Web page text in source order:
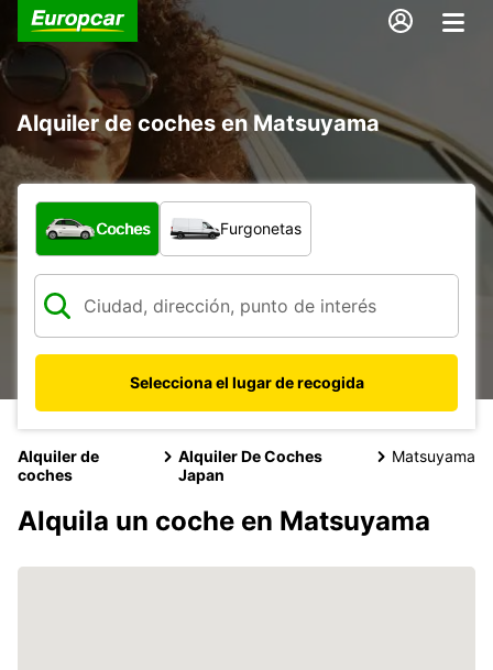
Alquiler de coches en Matsuyama
¿Qué tipo de vehículo?
Coches Furgonetas
Selecciona el lugar de recogida
Alquiler de
coches
Alquiler De Coches
Japan
Matsuyama
Alquila un coche en Matsuyama